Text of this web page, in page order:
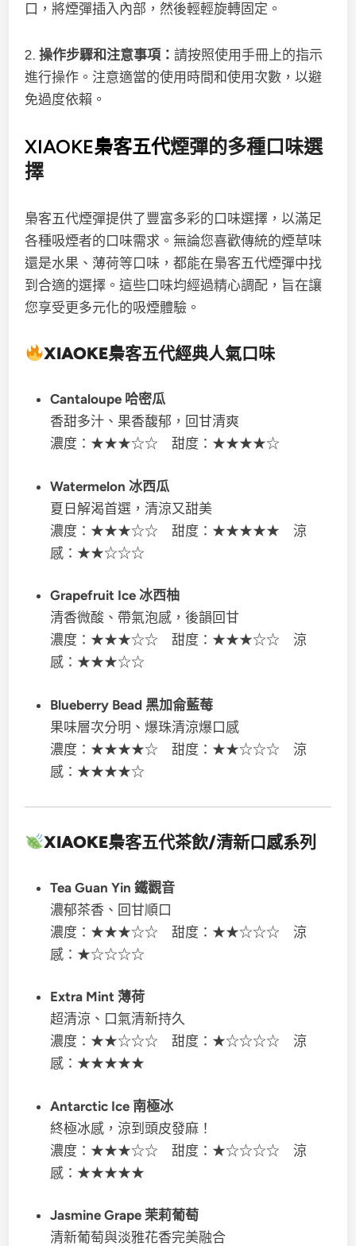
口，將煙彈插入內部，然後輕輕旋轉固定。
2.操作步驟和注意事項：請按照使用手冊上的指示
進行操作。注意適當的使用時間和使用次數，以避
免過度依賴。
XIAOKE梟客五代煙彈的多種口味選
擇
梟客五代煙彈提供了豐富多彩的口味選擇，以滿足
各種吸煙者的口味需求。無論您喜歡傳統的煙草味
還是水果、薄荷等口味，都能在梟客五代煙彈中找
到合適的選擇。這些口味均經過精心調配，旨在讓
您享受更多元化的吸煙體驗。
XIAOKE梟客五代經典人氣口味
Cantaloupe 哈密瓜
香甜多汁、果香馥郁，回甘清爽
濃度：★★★☆☆ 甜度：★★★★☆
Watermelon 冰西瓜
夏日解渴首選，清涼又甜美
濃度：★★★☆☆ 甜度：★★★★★ 涼
感：★★☆☆☆
Grapefruit Ice 冰西柚
清香微酸、帶氣泡感，後韻回甘
濃度：★★★☆☆ 甜度：★★★☆☆ 涼
感：★★★☆☆
Blueberry Bead 黑加侖藍莓
果味層次分明、爆珠清涼爆口感
濃度：★★★★☆ 甜度：★★☆☆☆ 涼
感：★★★★☆
XIAOKE梟客五代茶飲/清新口感系列
Tea Guan Yin 鐵觀音
濃郁茶香、回甘順口
濃度：★★★☆☆ 甜度：★★☆☆☆ 涼
感：★☆☆☆☆
Extra Mint 薄荷
超清涼、口氣清新持久
濃度：★★☆☆☆ 甜度：★☆☆☆☆ 涼
感：★★★★★
Antarctic Ice 南極冰
終極冰感，涼到頭皮發麻！
濃度：★★★☆☆ 甜度：★☆☆☆☆ 涼
感：★★★★★
Jasmine Grape 茉莉葡萄
清新葡萄與淡雅花香完美融合